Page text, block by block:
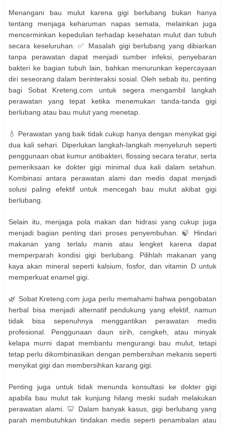
Menangani bau mulut karena gigi berlubang bukan hanya
tentang menjaga keharuman napas semata, melainkan juga
mencerminkan kepedulian terhadap kesehatan mulut dan tubuh
secara keseluruhan. ✅ Masalah gigi berlubang yang dibiarkan
tanpa perawatan dapat menjadi sumber infeksi, penyebaran
bakteri ke bagian tubuh lain, bahkan menurunkan kepercayaan
diri seseorang dalam berinteraksi sosial. Oleh sebab itu, penting
bagi Sobat Kreteng.com untuk segera mengambil langkah
perawatan yang tepat ketika menemukan tanda-tanda gigi
berlubang atau bau mulut yang menetap.
💧 Perawatan yang baik tidak cukup hanya dengan menyikat gigi
dua kali sehari. Diperlukan langkah-langkah menyeluruh seperti
penggunaan obat kumur antibakteri, flossing secara teratur, serta
pemeriksaan ke dokter gigi minimal dua kali dalam setahun.
Kombinasi antara perawatan alami dan medis dapat menjadi
solusi paling efektif untuk mencegah bau mulut akibat gigi
berlubang.
Selain itu, menjaga pola makan dan hidrasi yang cukup juga
menjadi bagian penting dari proses penyembuhan. 🍃 Hindari
makanan yang terlalu manis atau lengket karena dapat
memperparah kondisi gigi berlubang. Pilihlah makanan yang
kaya akan mineral seperti kalsium, fosfor, dan vitamin D untuk
memperkuat enamel gigi.
🌿 Sobat Kreteng.com juga perlu memahami bahwa pengobatan
herbal bisa menjadi alternatif pendukung yang efektif, namun
tidak bisa sepenuhnya menggantikan perawatan medis
profesional. Penggunaan daun sirih, cengkeh, atau minyak
kelapa murni dapat membantu mengurangi bau mulut, tetapi
tetap perlu dikombinasikan dengan pembersihan mekanis seperti
menyikat gigi dan membersihkan karang gigi.
Penting juga untuk tidak menunda konsultasi ke dokter gigi
apabila bau mulut tak kunjung hilang meski sudah melakukan
perawatan alami. 🦷 Dalam banyak kasus, gigi berlubang yang
parah membutuhkan tindakan medis seperti penambalan atau